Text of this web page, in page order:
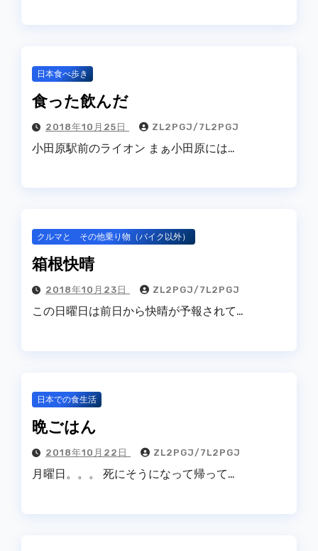
日本食べ歩き
食った飲んだ
2018年10月25日 ZL2PGJ/7L2PGJ
小田原駅前のライオン まぁ小田原には…
クルマと その他乗り物（バイク以外）
箱根快晴
2018年10月23日 ZL2PGJ/7L2PGJ
この日曜日は前日から快晴が予報されて…
日本での食生活
晩ごはん
2018年10月22日 ZL2PGJ/7L2PGJ
月曜日。。。 死にそうになって帰って…